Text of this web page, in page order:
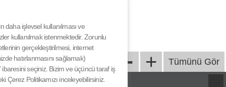
daha işlevsel kullanılması ve
kullanılmak istenmektedir. Zorunlu
gerçekleştirilmesi, internet
hatırlanmasını sağlamak)
ibaresini seçiniz. Bizim ve üçüncü taraf iş
Çerez Politikamızı inceleyebilirsiniz.
YARIŞMA KATILIM KOŞULLARI
& SÖZLEŞME
GİZLİLİK SÖZLEŞMESİ
- + Tümünü Gör